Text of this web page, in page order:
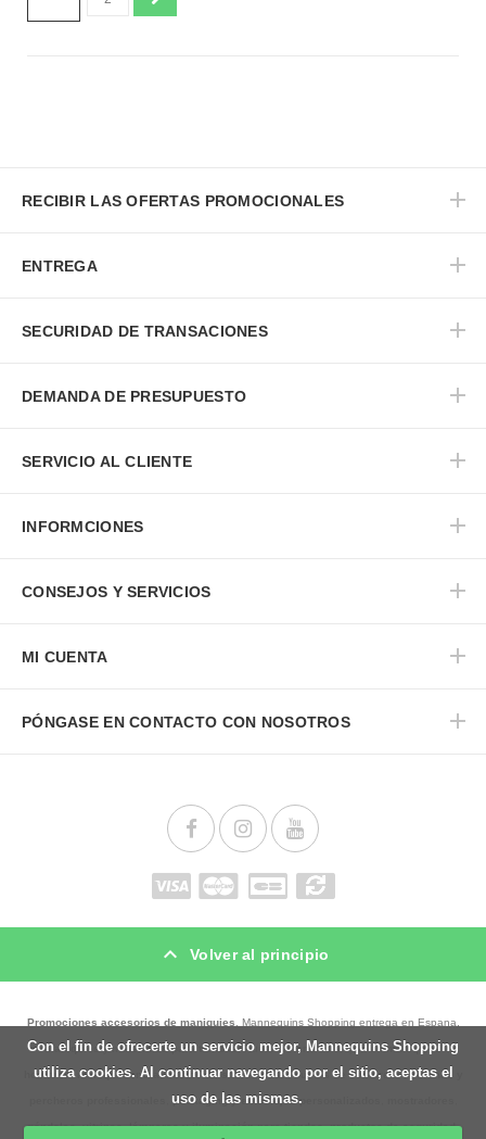
Con el fin de ofrecerte un servicio mejor, Mannequins Shopping
utiliza cookies. Al continuar navegando por el sitio, aceptas el
uso de las mismas.
RECIBIR LAS OFERTAS PROMOCIONALES
ENTREGA
SECURIDAD DE TRANSACIONES
DEMANDA DE PRESUPUESTO
SERVICIO AL CLIENTE
INFORMCIONES
CONSEJOS Y SERVICIOS
MI CUENTA
PÓNGASE EN CONTACTO CON NOSOTROS
Volver al principio
Promociones accesorios de maniquies . Mannequins Shopping entrega en Espana,
maniquíesymateriales para tiendas. Nuestra oferta es amplia enmaniquíes
hombres, maniqui senora,bustos de sobremessa,bustos de costurera,perchas y
,packaging y embalajes personalizados
góndolas,vitrinas,lámparas y iluminación para tiendas,productos de seguridad,